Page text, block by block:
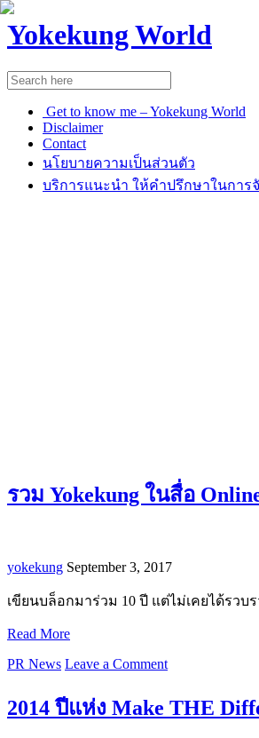
Yokekung World
Get to know me – Yokekung World
Disclaimer
Contact
นโยบายความเป็นส่วนตัว
บริการแนะนำ ให้คำปรึกษาในการ
รวม Yokekung ในสื่อ
yokekung September 3, 2017
เขียนบล็อกมาร่วม 10 ปี แต่ไม่เคยได้รวบ
Read More
PR News Leave a Comment
2014 ปีแห่ง Make THE